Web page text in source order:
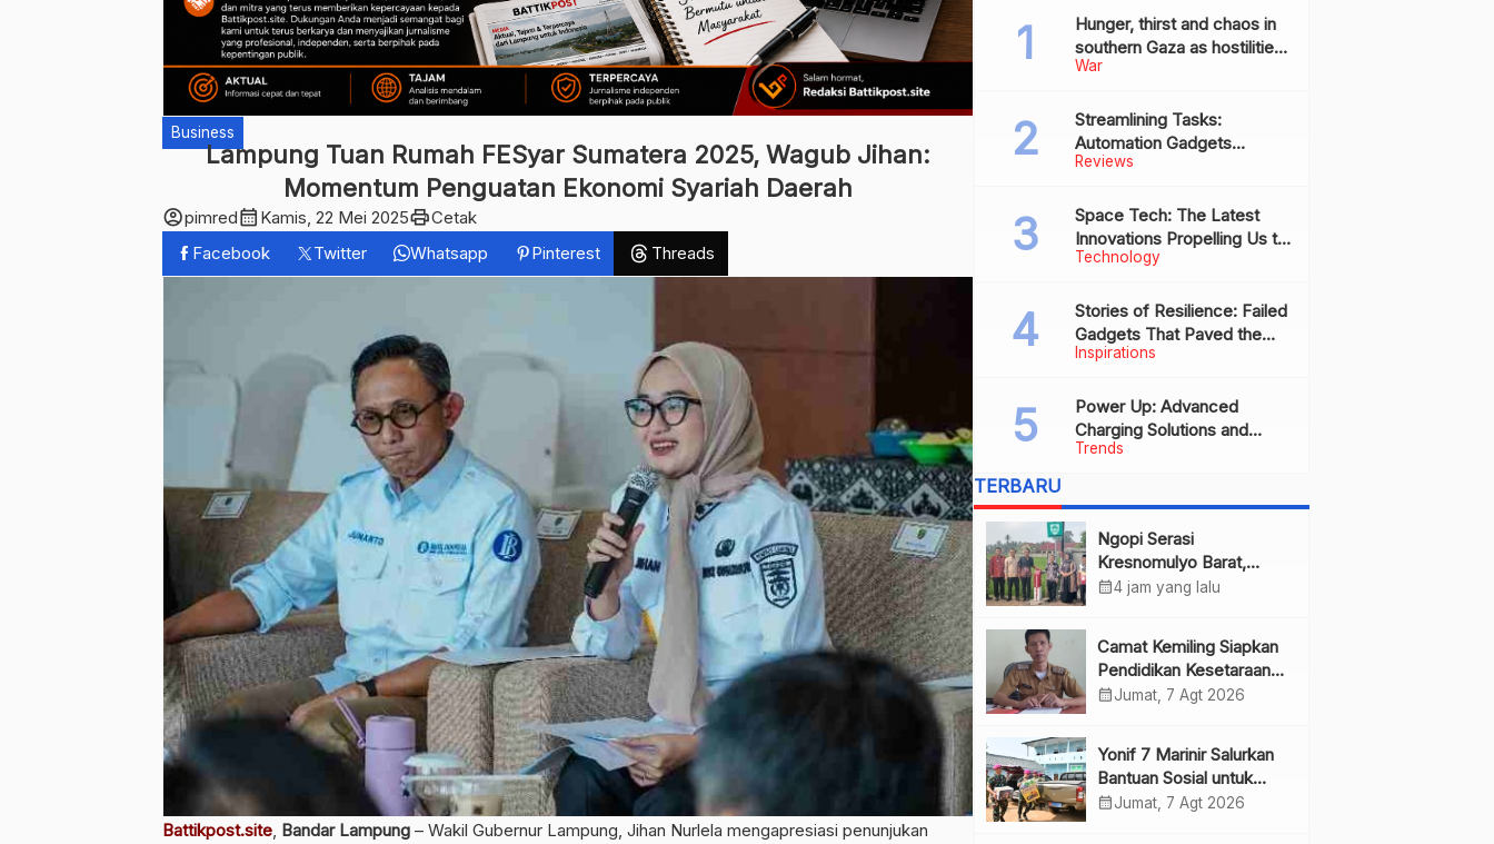
Business
Lampung Tuan Rumah FESyar Sumatera 2025, Wagub Jihan:
Momentum Penguatan Ekonomi Syariah Daerah
account_circlepimredcalendar_month Kamis, 22 Mei 2025printCetak
Facebook
Twitter Whatsapp Pinterest Threads
Battikpost.site, Bandar Lampung – Wakil Gubernur Lampung, Jihan Nurlela mengapresiasi penunjukan
War
Hunger, thirst and chaos in
southern Gaza as hostilities
drive humanitarian aid to the
Reviews
Streamlining Tasks:
Automation Gadgets
Revolutionizing Everyday
Technology
Space Tech: The Latest
Innovations Propelling Us to
New Frontiers
Inspirations
Stories of Resilience: Failed
Gadgets That Paved the
Way for Future Successes
Trends
Power Up: Advanced
Charging Solutions and
Battery Tech Innovations
TERBARU
Ngopi Serasi
Kresnomulyo Barat,
Bupati Pringsewu Serap
calendar_month4 jam yang lalu
Camat Kemiling Siapkan
Pendidikan Kesetaraan
untuk Dini
calendar_monthJumat, 7 Agt 2026
Yonif 7 Marinir Salurkan
Bantuan Sosial untuk
Anak Yatim di Ponpes
calendar_monthJumat, 7 Agt 2026